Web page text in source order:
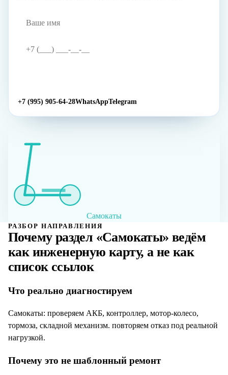
+7 (995) 905-64-28WhatsAppTelegram
Самокаты
РАЗБОР НАПРАВЛЕНИЯ
Почему раздел «Самокаты» ведём
как инженерную карту, а не как
список ссылок
Что реально диагностируем
Самокаты: проверяем АКБ, контроллер, мотор-колесо,
тормоза, складной механизм. повторяем отказ под реальной
нагрузкой.
Почему это не шаблонный ремонт